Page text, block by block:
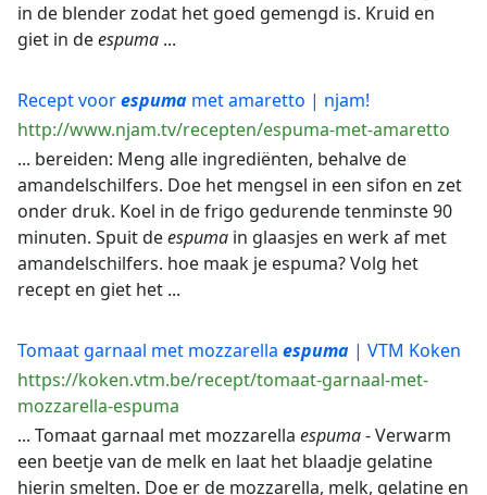
in de blender zodat het goed gemengd is. Kruid en
giet in deespuma ...
Recept voorespuma met amaretto | njam!
http://www.njam.tv/recepten/espuma-met-amaretto
... bereiden: Meng alle ingrediënten, behalve de
amandelschilfers. Doe het mengsel in een sifon en zet
onder druk. Koel in de frigo gedurende tenminste 90
minuten. Spuit deespuma in glaasjes en werk af met
amandelschilfers. hoe maak je espuma? Volg het
recept en giet het ...
Tomaat garnaal met mozzarella espuma | VTM Koken
https://koken.vtm.be/recept/tomaat-garnaal-met-
mozzarella-espuma
... Tomaat garnaal met mozzarella espuma- Verwarm
een beetje van de melk en laat het blaadje gelatine
hierin smelten. Doe er de mozzarella, melk, gelatine en